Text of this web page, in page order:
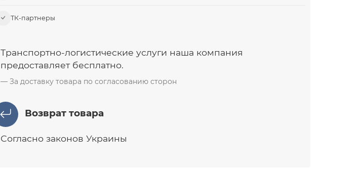
ТК-партнеры
Транспортно-логистические услуги наша компания
предоставляет бесплатно.
За доставку товара по согласованию сторон
Возврат товара
Согласно законов Украины